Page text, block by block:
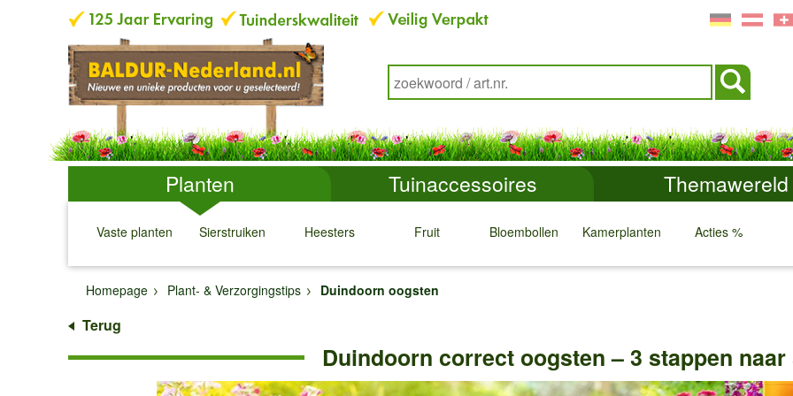
Planten Tuinaccessoires Themawereld
Vaste planten
↓
Sierstruiken
↓
Heesters
↓
Fruit
↓
Bloembollen
↓
Kamerplanten
↓
Acties %
↓ ↓
Homepage
Plant- & Verzorgingstips Duindoorn oogsten
Terug
Duindoorn correct oogsten – 3 stappen